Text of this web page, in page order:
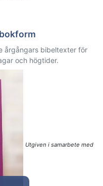
årgångars bibeltexter för
och högtider.
Utgiven i samarbete med